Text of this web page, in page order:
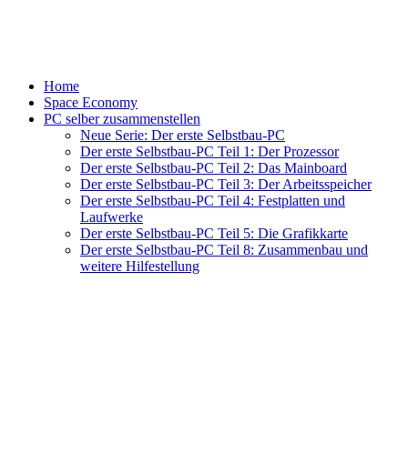
Home
Space Economy
PC selber zusammenstellen
Neue Serie: Der erste Selbstbau-PC
Der erste Selbstbau-PC Teil 1: Der Prozessor
Der erste Selbstbau-PC Teil 2: Das Mainboard
Der erste Selbstbau-PC Teil 3: Der Arbeitsspeicher
Der erste Selbstbau-PC Teil 4: Festplatten und
Laufwerke
Der erste Selbstbau-PC Teil 5: Die Grafikkarte
Der erste Selbstbau-PC Teil 8: Zusammenbau und
weitere Hilfestellung